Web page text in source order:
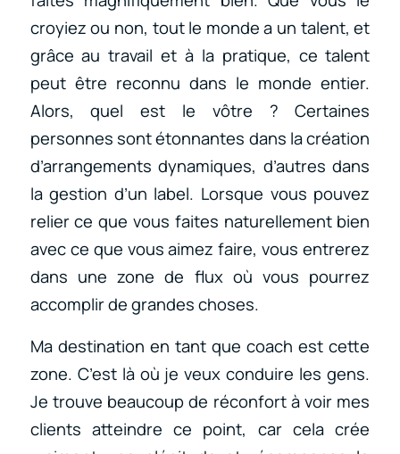
croyiez ou non, tout le monde a un talent, et
grâce au travail et à la pratique, ce talent
peut être reconnu dans le monde entier.
Alors, quel est le vôtre ? Certaines
personnes sont étonnantes dans la création
d’arrangements dynamiques, d’autres dans
la gestion d’un label. Lorsque vous pouvez
relier ce que vous faites naturellement bien
avec ce que vous aimez faire, vous entrerez
dans une zone de flux où vous pourrez
accomplir de grandes choses.
Ma destination en tant que coach est cette
zone. C’est là où je veux conduire les gens.
Je trouve beaucoup de réconfort à voir mes
clients atteindre ce point, car cela crée